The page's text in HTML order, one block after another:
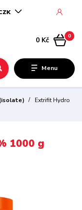
Menu
0
0 Kč
Extrifit Hydro
1000 g